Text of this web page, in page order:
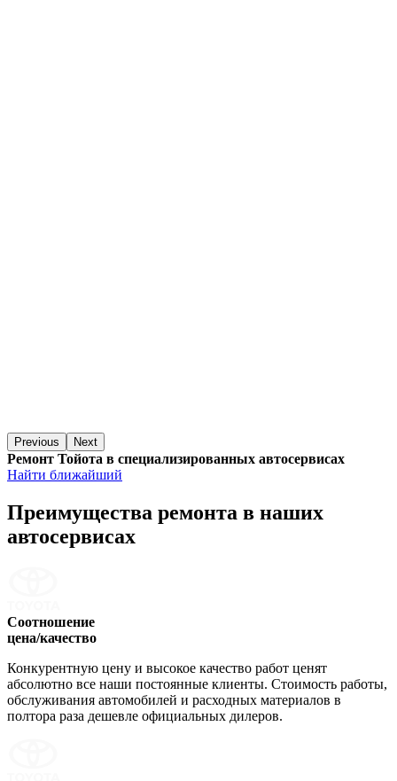
Previous Next
Ремонт Тойота в специализированных автосервисах
Найти ближайший
Преимущества ремонта в наших
автосервисах
Соотношение
цена/качество
Конкурентную цену и высокое качество работ ценят
абсолютно все наши постоянные клиенты. Стоимость работы,
обслуживания автомобилей и расходных материалов в
полтора раза дешевле официальных дилеров.